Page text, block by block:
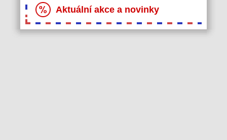
Aktuální akce a novinky